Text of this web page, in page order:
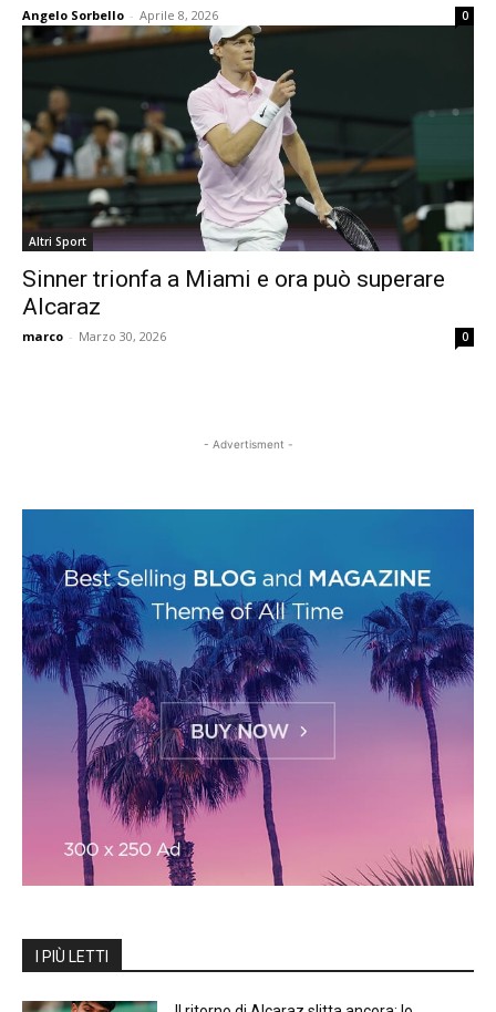
Angelo Sorbello - Aprile 8, 2026 0
Altri Sport
Sinner trionfa a Miami e ora può superare
Alcaraz
marco - Marzo 30, 2026 0
- Advertisment -
I PIÙ LETTI